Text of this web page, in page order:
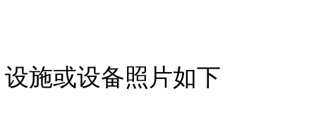
设施或设备照片如下